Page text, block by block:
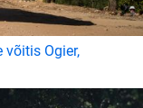
Ogier,